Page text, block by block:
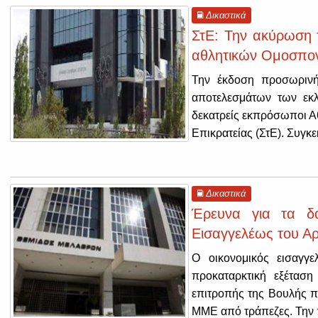
Δικαστικά
ΣτΕ: Την ακύρωση
αθλητικών
Την έκδοση
αποτελεσμάτων των
δεκατρείς εκπρόσωποι
Επικρατείας (ΣτΕ).
Δικαστικά
Έρευνα για τα
Εισαγγελέως του
Ο οικονομικός
προκαταρκτική
επιτροπής της Βουλής
ΜΜΕ από τράπεζες. Την